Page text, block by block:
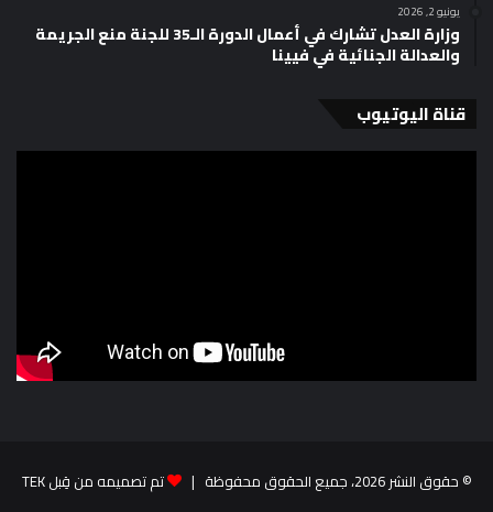
يونيو 2, 2026
وزارة العدل تشارك في أعمال الدورة الـ35 للجنة منع الجريمة
والعدالة الجنائية في فيينا
قناة اليوتيوب
© حقوق النشر 2026، جميع الحقوق محفوظة |
تم تصميمه من قِبل TEK